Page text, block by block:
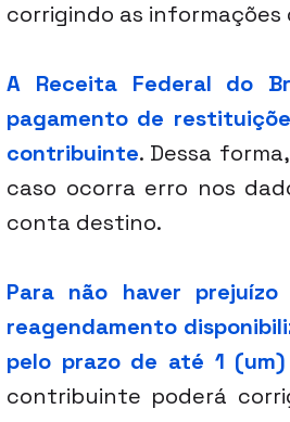
corrigindo as
A Receita Federal do
pagamento de
contribuinte. Dessa
caso ocorra erro nos
conta destino.
Para não haver
reagendamento
pelo prazo de até 1
contribuinte poderá